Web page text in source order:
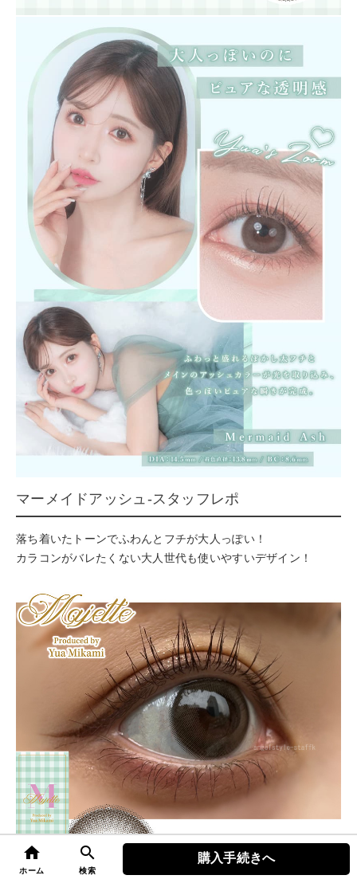
home
ホーム
search
検索
購入手続きへ
マーメイドアッシュ-スタッフレポ
落ち着いたトーンでふわんとフチが大人っぽい！
カラコンがバレたくない大人世代も使いやすいデザイン！